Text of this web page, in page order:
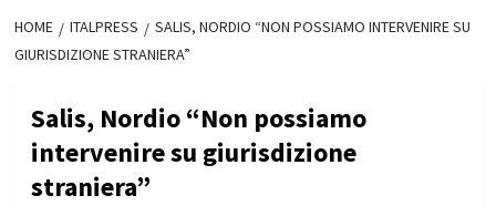
HOME ITALPRESS
SALIS, NORDIO “NON POSSIAMO INTERVENIRE SU
GIURISDIZIONE STRANIERA”
Salis, Nordio “Non possiamo
intervenire su giurisdizione
straniera”